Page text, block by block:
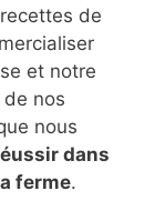
de
et notre
nos
nous
dans
ferme.